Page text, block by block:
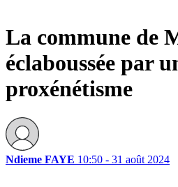
La commune de
éclaboussée par
proxénétisme
Ndieme FAYE 10:50 - 31 août 2024